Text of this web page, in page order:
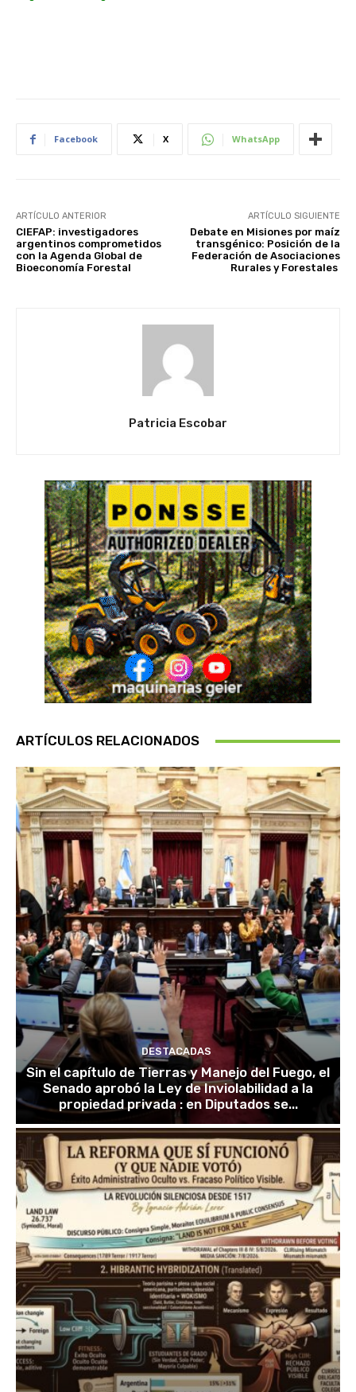
Facebook X WhatsApp
ARTÍCULO ANTERIOR
CIEFAP: investigadores
argentinos comprometidos
con la Agenda Global de
Bioeconomía Forestal
ARTÍCULO SIGUIENTE
Debate en Misiones por maíz
transgénico: Posición de la
Federación de Asociaciones
Rurales y Forestales
Patricia Escobar
ARTÍCULOS RELACIONADOS
DESTACADAS
Sin el capítulo de Tierras y Manejo del Fuego, el
Senado aprobó la Ley de Inviolabilidad a la
propiedad privada : en Diputados se...